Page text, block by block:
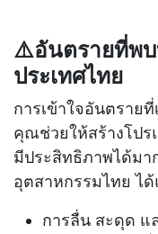
⚠️อันตรายที่พบ
ประเทศไทย
การเข้าใจอันตราย
คุณช่วยให้สร้างโป
มีประสิทธิภาพได้ม
อุตสาหกรรมไทย ได้
การลื่น สะดุด แ